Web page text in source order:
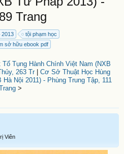
Trang
2013
tội phạm học
sở hữu ebook pdf
Tụng Hành Chính Việt Nam (NXB
263 Tr| Cơ Sở Thuật Học Hùng
Nội 2011) - Phùng Trung Tập, 111
>
Viên